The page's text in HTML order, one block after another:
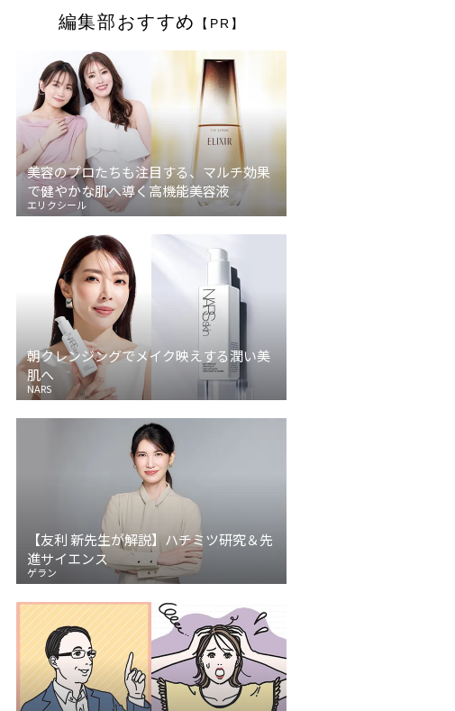
編集部おすすめ 【PR】
美容のプロたちも注目する、マルチ効果
で健やかな肌へ導く高機能美容液
エリクシール
朝クレンジングでメイク映えする潤い美
肌へ
NARS
【友利 新先生が解説】ハチミツ研究＆先
進サイエンス
ゲラン